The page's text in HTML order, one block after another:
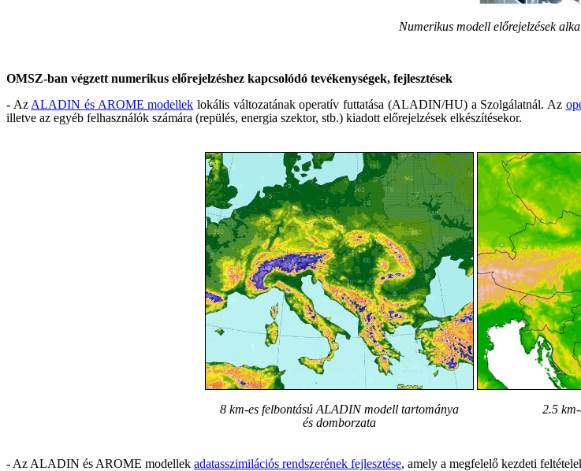
Numerikus modell előrejelzések
OMSZ-ban végzett numerikus előrejelzéshez kapcsolódó tevékenységek, fejlesztések
- Az ALADIN és AROME modellek lokális változatának operatív futtatása (ALADIN/HU) a Szolgálatnál. Az
illetve az egyéb felhasználók számára (repülés, energia szektor, stb.) kiadott előrejelzések elkészítésekor.
8 km-es felbontású ALADIN modell tartománya
és domborzata
2.5
- Az ALADIN és AROME modellek adatasszimilációs rendszerének fejlesztése, amely a megfelelő kezdeti